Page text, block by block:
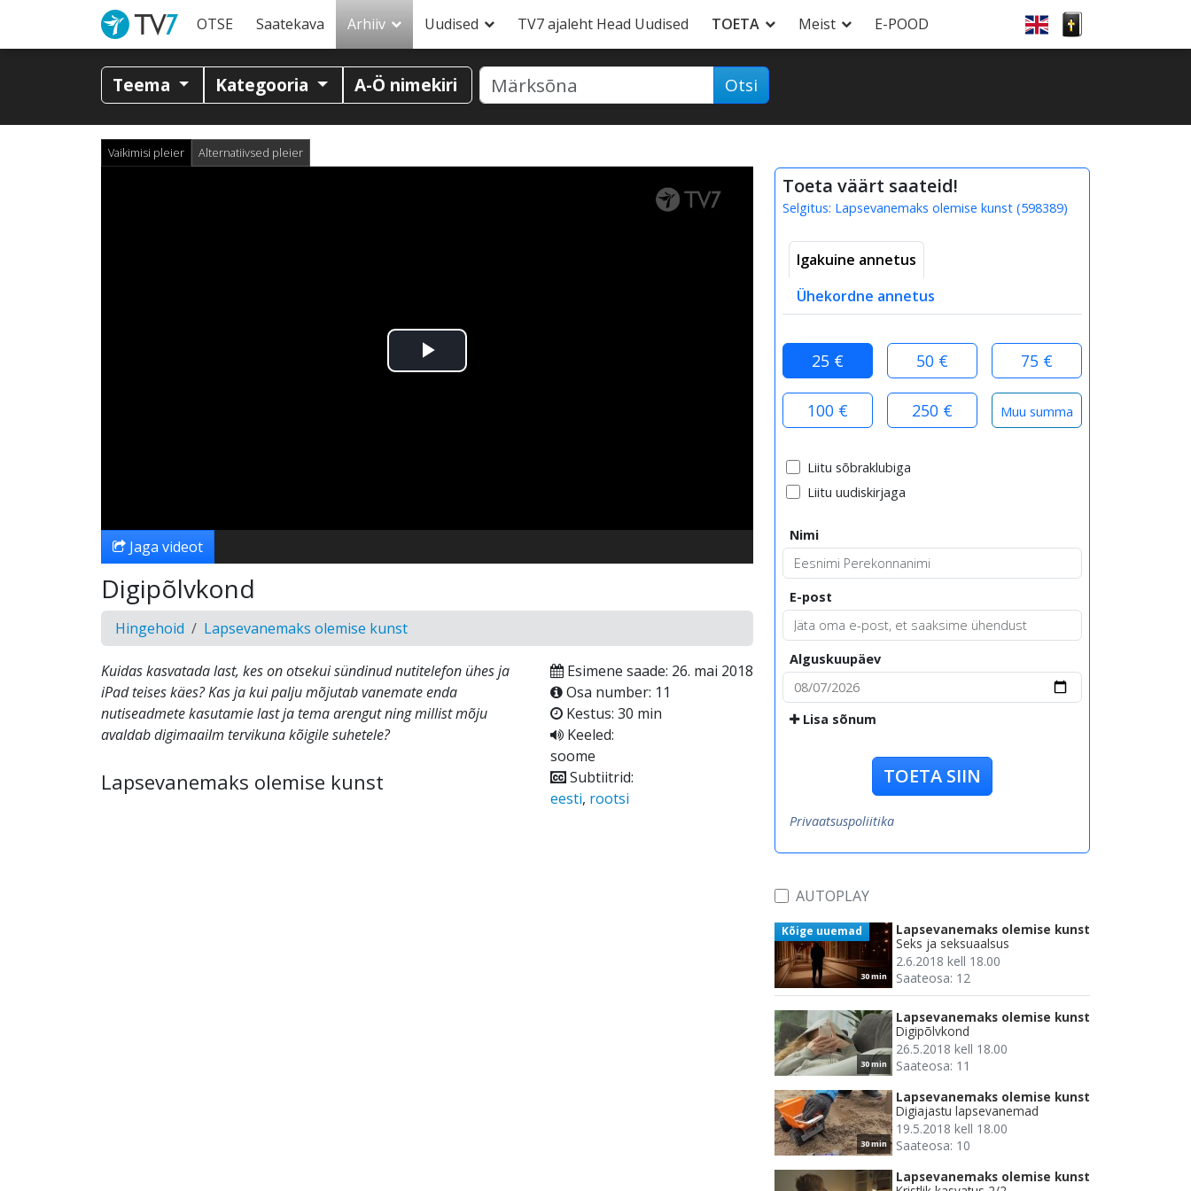
OTSE Saatekava Arhiiv Uudised TV7 ajaleht Head Uudised TOETA Meist E-POOD
Teema Kategooria A-Ö nimekiri Otsi
Vaikimisi pleier Alternatiivsed pleier
Esita
Jaga videot
Digipõlvkond
Hingehoid Lapsevanemaks olemise kunst
Kuidas kasvatada last, kes on otsekui sündinud nutitelefon ühes ja
iPad teises käes? Kas ja kui palju mõjutab vanemate enda
nutiseadmete kasutamie last ja tema arengut ning millist mõju
avaldab digimaailm tervikuna kõigile suhetele?
Lapsevanemaks olemise kunst
Esimene saade: 26. mai 2018
Osa number: 11
Kestus: 30 min
Keeled:
soome
Subtiitrid:
eesti, rootsi
Toeta väärt saateid!
Selgitus: Lapsevanemaks olemise kunst (598389)
Igakuine annetus
Ühekordne annetus
25 € 50 € 75 €
100 € 250 €
Liitu sõbraklubiga
Liitu uudiskirjaga
Nimi
E-post
Alguskuupäev
Lisa sõnum
TOETA SIIN
Privaatsuspoliitika
AUTOPLAY
30 min
Kõige uuemad
Lapsevanemaks olemise kunst
Seks ja seksuaalsus
2.6.2018 kell 18.00
Saateosa: 12
30 min
Lapsevanemaks olemise kunst
Digipõlvkond
26.5.2018 kell 18.00
Saateosa: 11
30 min
Lapsevanemaks olemise kunst
Digiajastu lapsevanemad
19.5.2018 kell 18.00
Saateosa: 10
Lapsevanemaks olemise kunst